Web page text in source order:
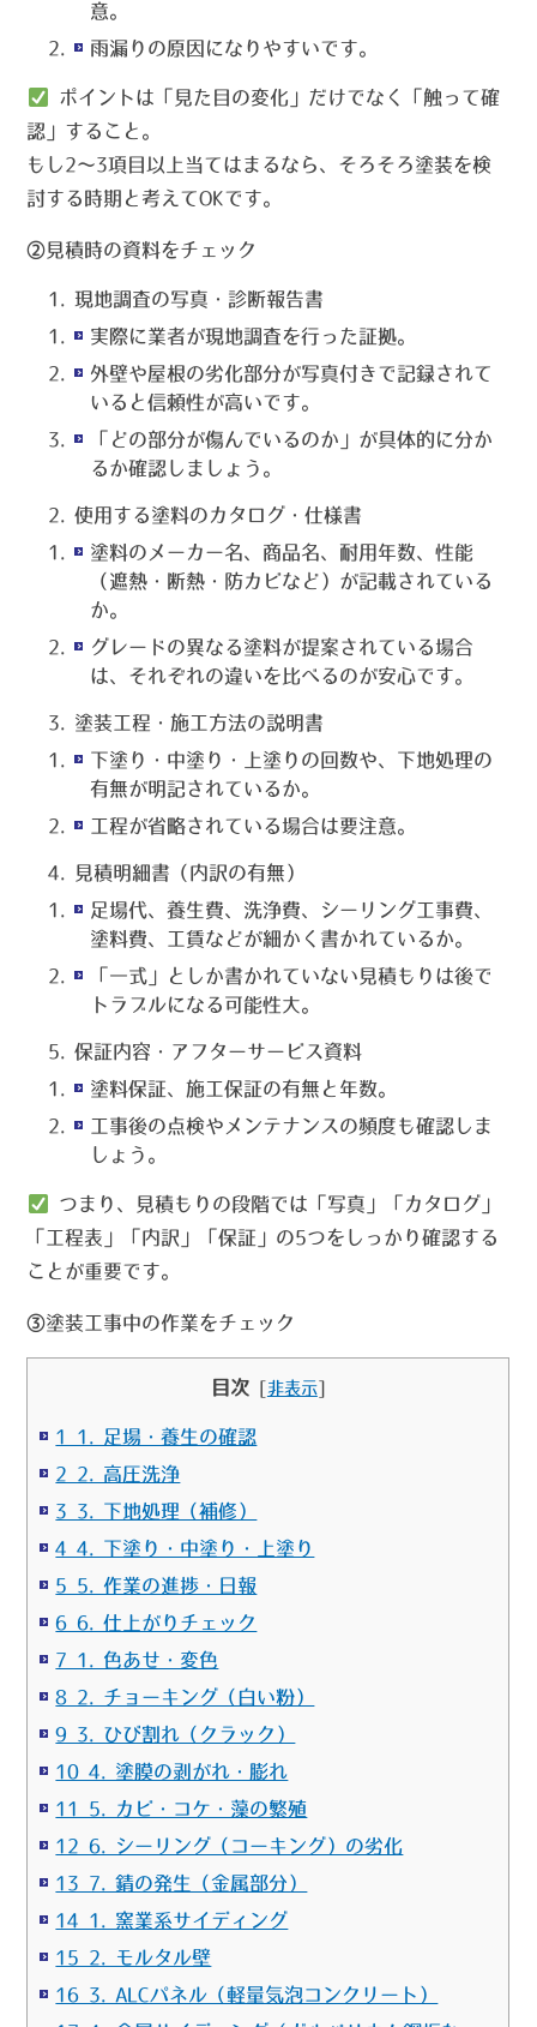
意。
雨漏りの原因になりやすいです。
ポイントは「見た目の変化」だけでなく「触って確
認」すること。
もし2～3項目以上当てはまるなら、そろそろ塗装を検
討する時期と考えてOKです。
②見積時の資料をチェック
現地調査の写真・診断報告書
実際に業者が現地調査を行った証拠。
外壁や屋根の劣化部分が写真付きで記録されて
いると信頼性が高いです。
「どの部分が傷んでいるのか」が具体的に分か
るか確認しましょう。
使用する塗料のカタログ・仕様書
塗料のメーカー名、商品名、耐用年数、性能
（遮熱・断熱・防カビなど）が記載されている
か。
グレードの異なる塗料が提案されている場合
は、それぞれの違いを比べるのが安心です。
塗装工程・施工方法の説明書
下塗り・中塗り・上塗りの回数や、下地処理の
有無が明記されているか。
工程が省略されている場合は要注意。
見積明細書（内訳の有無）
足場代、養生費、洗浄費、シーリング工事費、
塗料費、工賃などが細かく書かれているか。
「一式」としか書かれていない見積もりは後で
トラブルになる可能性大。
保証内容・アフターサービス資料
塗料保証、施工保証の有無と年数。
工事後の点検やメンテナンスの頻度も確認しま
しょう。
つまり、見積もりの段階では「写真」「カタログ」
「工程表」「内訳」「保証」の5つをしっかり確認する
ことが重要です。
③塗装工事中の作業をチェック
目次 非表示]
1 1. 足場・養生の確認
2 2. 高圧洗浄
3 3. 下地処理（補修）
4 4. 下塗り・中塗り・上塗り
5 5. 作業の進捗・日報
6 6. 仕上がりチェック
7 1. 色あせ・変色
8 2. チョーキング（白い粉）
9 3. ひび割れ（クラック）
10 4. 塗膜の剥がれ・膨れ
11 5. カビ・コケ・藻の繁殖
12 6. シーリング（コーキング）の劣化
13 7. 錆の発生（金属部分）
14 1. 窯業系サイディング
15 2. モルタル壁
16 3. ALCパネル（軽量気泡コンクリート）